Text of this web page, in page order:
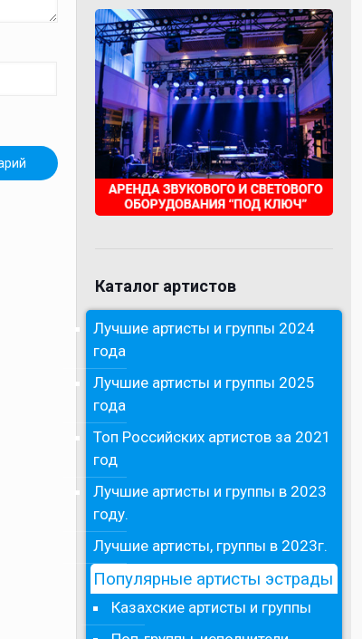
Каталог артистов
Лучшие артисты и группы 2024
года
Лучшие артисты и группы 2025
года
Топ Российских артистов за 2021
год
Лучшие артисты и группы в 2023
году.
Лучшие артисты, группы в 2023г.
Популярные артисты эстрады
Казахские артисты и группы